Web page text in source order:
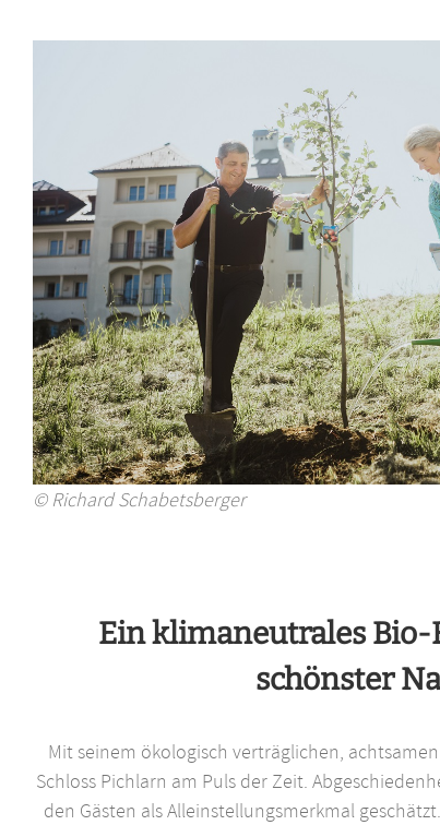
© Richard Schabetsberger
Ein klimaneutrales
schönster
Mit seinem ökologisch verträglichen,
Schloss Pichlarn am Puls der Zeit.
den Gästen als Alleinstellungsmerkmal